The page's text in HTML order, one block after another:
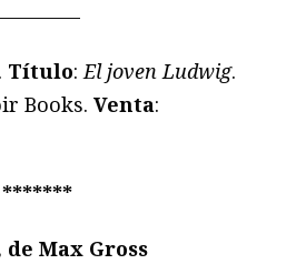
Título:El joven Ludwig.
Books. Venta:
*******
de Max Gross